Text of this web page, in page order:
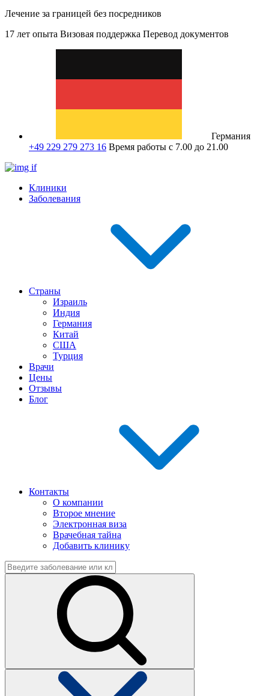
Лечение за границей без посредников
17 лет опыта Визовая поддержка Перевод документов
Германия
+49 229 279 273 16 Время работы с 7.00 до 21.00
Клиники
Заболевания
Страны
Израиль
Индия
Германия
Китай
США
Турция
Врачи
Цены
Отзывы
Блог
Контакты
О компании
Второе мнение
Электронная виза
Врачебная тайна
Добавить клинику